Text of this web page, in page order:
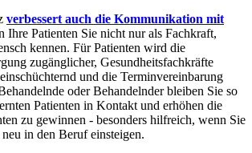
verbessert auch die Kommunikation mit
Ihre Patienten Sie nicht nur als Fachkraft,
kennen. Für Patienten wird die
zugänglicher, Gesundheitsfachkräfte
und die Terminvereinbarung
oder Behandelnder bleiben Sie so
Patienten in Kontakt und erhöhen die
zu gewinnen - besonders hilfreich, wenn Sie
in den Beruf einsteigen.